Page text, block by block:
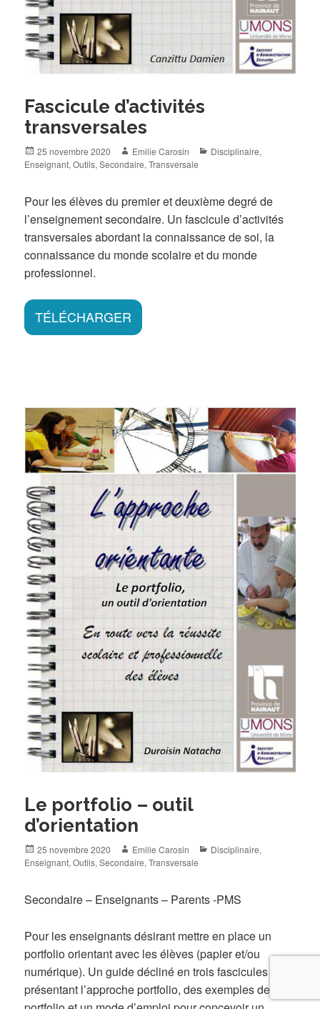
Fascicule d’activités
transversales
Posted
on
25 novembre 2020 Author
Emilie Carosin Categories
Disciplinaire,
Enseignant,Outils,Secondaire,Transversale
Pour les élèves du premier et deuxième degré de
l’enseignement secondaire. Un fascicule d’activités
transversales abordant la connaissance de soi, la
connaissance du monde scolaire et du monde
professionnel.
TÉLÉCHARGER
Le portfolio – outil
d’orientation
Posted
on
25 novembre 2020 Author
Emilie Carosin Categories
Disciplinaire,
Enseignant,Outils,Secondaire,Transversale
Secondaire – Enseignants – Parents -PMS
Pour les enseignants désirant mettre en place un
portfolio orientant avec les élèves (papier et/ou
numérique). Un guide décliné en trois fascicules
présentant l’approche portfolio, des exemples de